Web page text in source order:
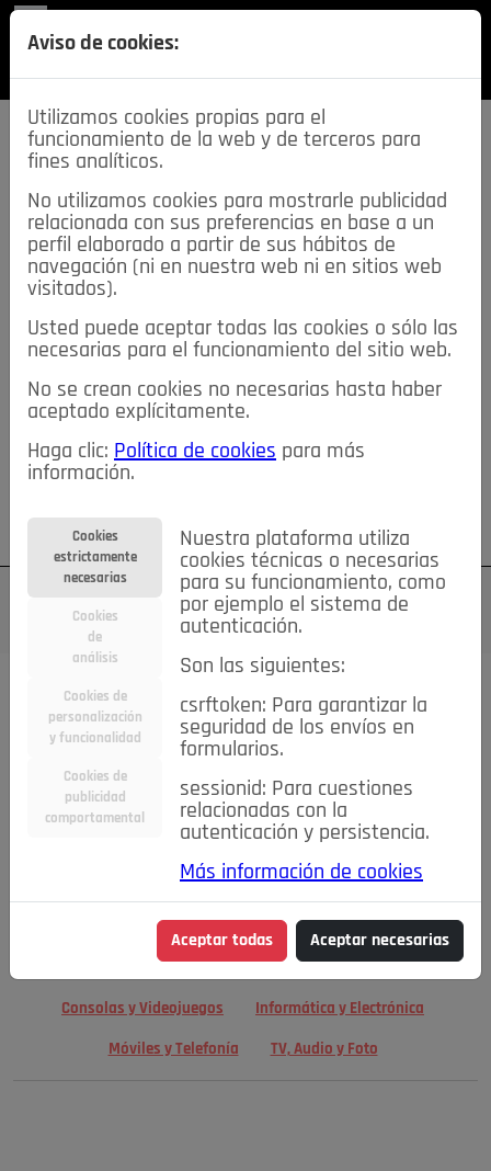
SECCIONES
descarga esta
REVISTA
≡NOTICIAS
NOTICIAS SERVICIOS DE INTERÉS
TABLÓN DE ANUNCIOS MIS ANUNCIOS CONTACTO
NOSOTROS
Su cuenta Regístrese ¿Olvidó su contraseña?
TODAS Deporte Bicicletas Deportes y Ocio
Electrodomésticos
Niños y Bebés Inmobiliaria Construcción y Reformas
Moda Accesorios Ropa Motor
Motor y Accesorios Motos Ocio
Cine, Libros y Música Coleccionismo Otros
Consolas y Videojuegos Informática y Electrónica
Móviles y Telefonía TV, Audio y Foto
Aviso de cookies:
Utilizamos cookies propias para el
funcionamiento de la web y de terceros para
fines analíticos.
No utilizamos cookies para mostrarle publicidad
relacionada con sus preferencias en base a un
perfil elaborado a partir de sus hábitos de
navegación (ni en nuestra web ni en sitios web
visitados).
Usted puede aceptar todas las cookies o sólo las
necesarias para el funcionamiento del sitio web.
No se crean cookies no necesarias hasta haber
aceptado explícitamente.
Haga clic: Política de cookies para más
información.
Cookies
estrictamente
necesarias
Cookies
de
análisis
Cookies de
personalización
y funcionalidad
Cookies de
publicidad
comportamental
Nuestra plataforma utiliza
cookies técnicas o necesarias
para su funcionamiento, como
por ejemplo el sistema de
autenticación.
Son las siguientes:
csrftoken: Para garantizar la
seguridad de los envíos en
formularios.
sessionid: Para cuestiones
relacionadas con la
autenticación y persistencia.
Más información de cookies
Aceptar todas Aceptar necesarias